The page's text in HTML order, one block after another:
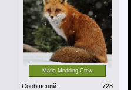
Mafia Modding Crew
Сообщений:
728